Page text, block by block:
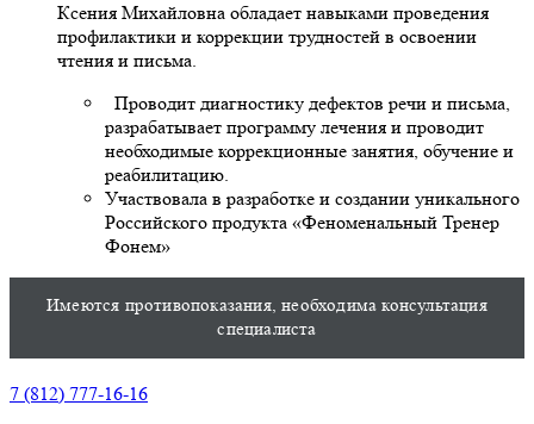
Ксения Михайловна обладает навыками проведения
профилактики и коррекции трудностей в освоении
чтения и письма.
Проводит диагностику дефектов речи и письма,
разрабатывает программу лечения и проводит
необходимые коррекционные занятия, обучение и
реабилитацию.
Участвовала в разработке и создании уникального
Российского продукта «Феноменальный Тренер
Фонем»
Имеются противопоказания, необходима консультация
специалиста
7 (812) 777-16-16